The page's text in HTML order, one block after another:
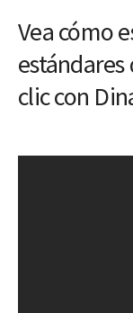
Vea cómo
estándares
clic con